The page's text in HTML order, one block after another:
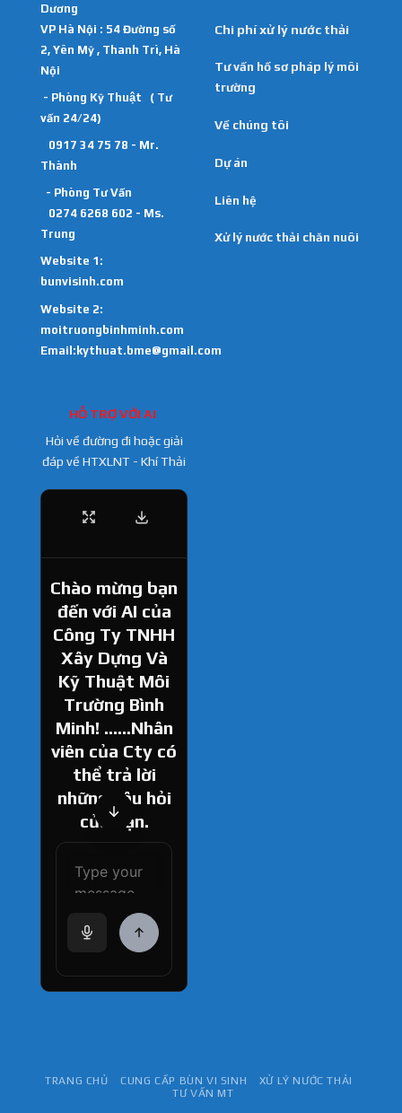
Dương
VP Hà Nội : 54 Đường số
2, Yên Mỹ , Thanh Trì, Hà
Nội
- Phòng Kỹ Thuật ( Tư
vấn 24/24)
0917 34 75 78 - Mr.
Thành
- Phòng Tư Vấn
0274 6268 602 - Ms.
Trung
Website 1:
bunvisinh.com
Website 2:
moitruongbinhminh.com
Email:kythuat.bme@gmail.com
Chi phí xử lý nước thải
Tư vấn hồ sơ pháp lý môi
trường
Về chúng tôi
Dự án
Liên hệ
Xử lý nước thải chăn nuôi
HỖ TRỢ VỚI AI
Hỏi về đường đi hoặc giải
đáp về HTXLNT - Khí Thải
Chào mừng bạn
đến với AI của
Công Ty TNHH
Xây Dựng Và
Kỹ Thuật Môi
Trường Bình
Minh! ......Nhân
viên của Cty có
thể trả lời
những câu hỏi
của bạn.
How can I help
you today?
TRANG CHỦ CUNG CẤP BÙN VI SINH
XỬ LÝ NƯỚC THẢI
TƯ VẤN MT